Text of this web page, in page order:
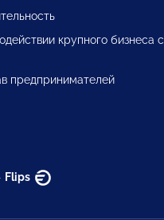
крупного бизнеса с
предпринимателей
Flips